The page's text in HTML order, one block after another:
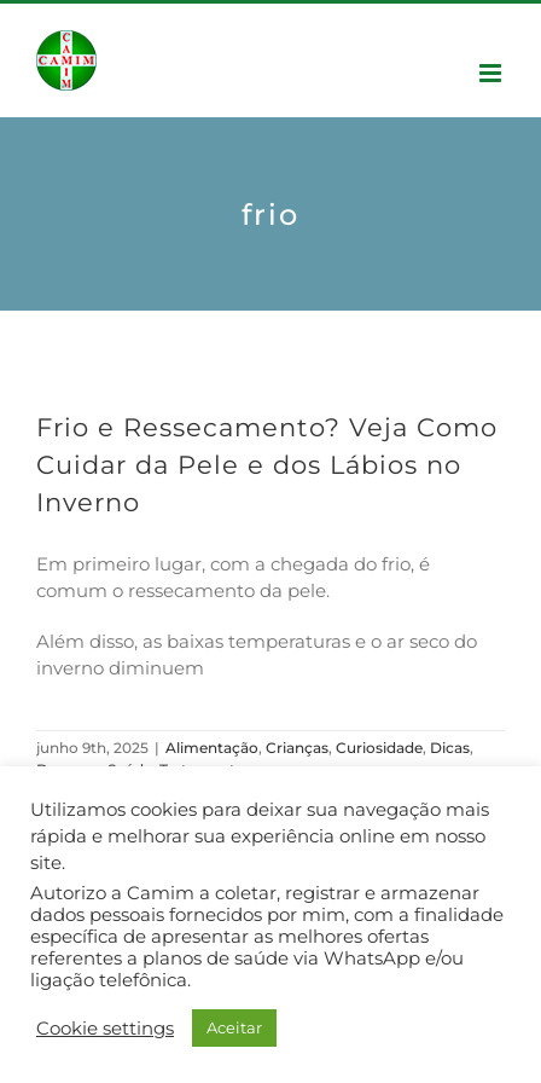
frio
Frio e Ressecamento? Veja Como
Cuidar da Pele e dos Lábios no
Inverno
Em primeiro lugar, com a chegada do frio, é
comum o ressecamento da pele.
Além disso, as baixas temperaturas e o ar seco do
inverno diminuem
junho 9th, 2025 | Alimentação, Crianças, Curiosidade, Dicas,
Doenças
Saúde
Tratamento
COPYRIGHT ©2018. TODOS OS DIREITOS RESERVADOS.
Utilizamos cookies para deixar sua navegação mais
rápida e melhorar sua experiência online em nosso
site.
Autorizo a Camim a coletar, registrar e armazenar
dados pessoais fornecidos por mim, com a finalidade
específica de apresentar as melhores ofertas
referentes a planos de saúde via WhatsApp e/ou
ligação telefônica.
Cookie settings Aceitar